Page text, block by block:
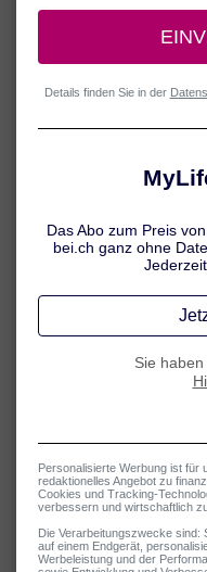
Muskelverspannungen
Überbelastung der
Faktoren eine wesentliche
dazu führen können, dass
Muskelverspannung:
Unphysiologische, das
z. B. langes Sitzen in
Zu wenig Bewegung
Bewegungsmangel
und kann zu
reagieren bereits auf
z. B. durch schwere
monotonen
Gartenarbeit), durch
Psychische Faktoren
Innere Anspannung